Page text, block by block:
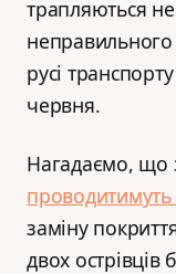
трапляються
неправильного
русі
червня.
Нагадаємо, що
заміну
двох острівців